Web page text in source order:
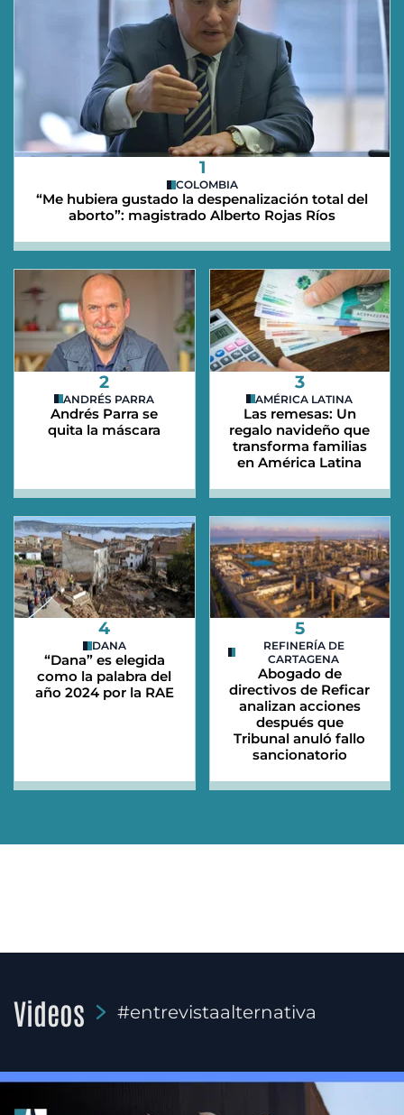
1
COLOMBIA
“Me hubiera gustado la despenalización total del
aborto”: magistrado Alberto Rojas Ríos
2
ANDRÉS PARRA
Andrés Parra se
quita la máscara
3
AMÉRICA LATINA
Las remesas: Un
regalo navideño que
transforma familias
en América Latina
4
DANA
“Dana” es elegida
como la palabra del
año 2024 por la RAE
5
REFINERÍA DE
CARTAGENA
Abogado de
directivos de Reficar
analizan acciones
después que
Tribunal anuló fallo
sancionatorio
Videos #entrevistaalternativa